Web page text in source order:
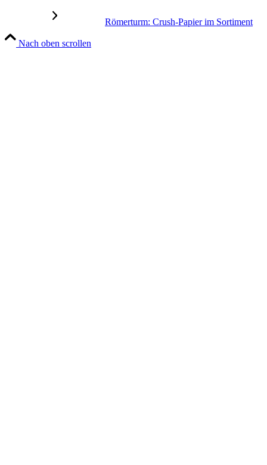
Römerturm: Crush-Papier im Sortiment
Nach oben scrollen